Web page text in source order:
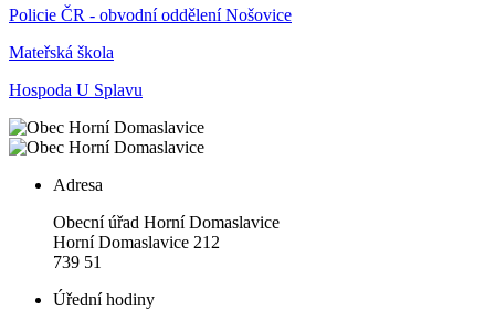
Policie ČR - obvodní oddělení Nošovice
Mateřská škola
Hospoda U Splavu
Adresa
Obecní úřad Horní Domaslavice
Horní Domaslavice 212
739 51
Úřední hodiny